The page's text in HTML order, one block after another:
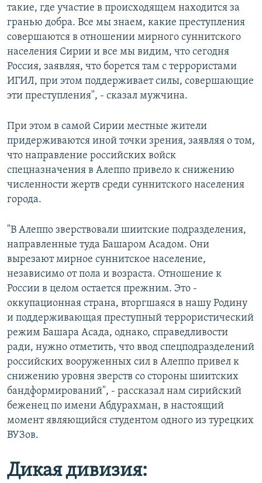
такие, где участие в происходящем находится за
гранью добра. Все мы знаем, какие преступления
совершаются в отношении мирного суннитского
населения Сирии и все мы видим, что сегодня
Россия, заявляя, что борется там с террористами
ИГИЛ, при этом поддерживает силы, совершающие
эти преступления", - сказал мужчина.
При этом в самой Сирии местные жители
придерживаются иной точки зрения, заявляя о том,
что направление российских войск
спецназначения в Алеппо привело к снижению
численности жертв среди суннитского населения
города.
"В Алеппо зверствовали шиитские подразделения,
направленные туда Башаром Асадом. Они
вырезают мирное суннитское население,
независимо от пола и возраста. Отношение к
России в целом остается прежним. Это -
оккупационная страна, вторгшаяся в нашу Родину
и поддерживающая преступный террористический
режим Башара Асада, однако, справедливости
ради, нужно отметить, что ввод спецподразделений
российских вооруженных сил в Алеппо привел к
снижению уровня зверств со стороны шиитских
бандформирований", - рассказал нам сирийский
беженец по имени Абдурахман, в настоящий
момент являющийся студентом одного из турецких
ВУЗов.
Дикая дивизия: